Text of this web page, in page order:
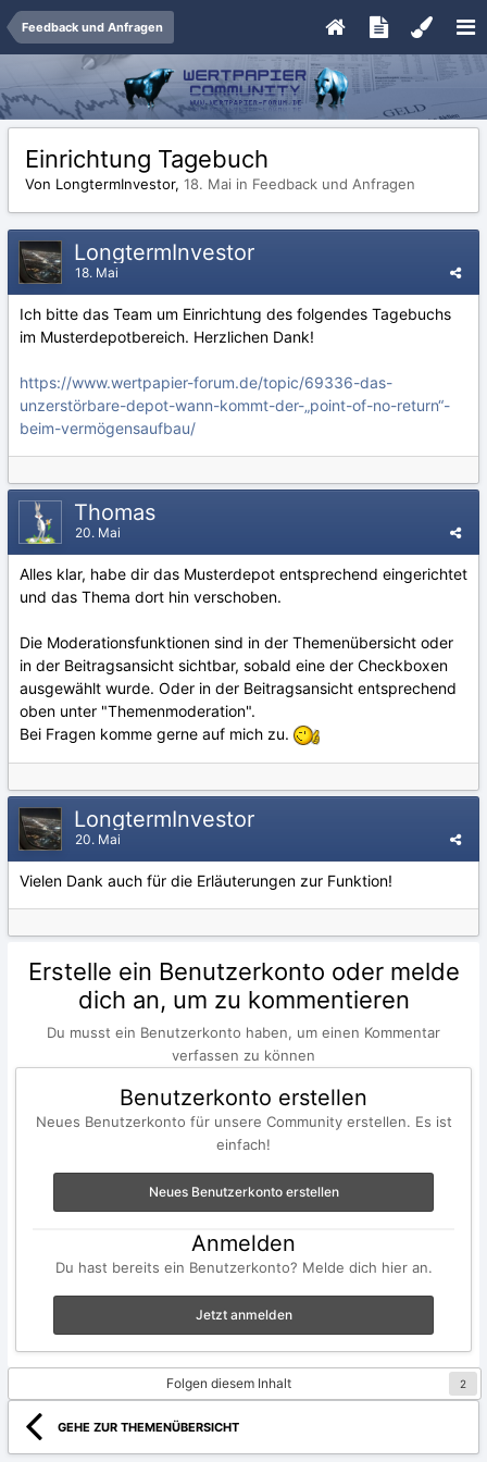
Feedback und Anfragen
Einrichtung Tagebuch
Von LongtermInvestor, 18. Mai in Feedback und Anfragen
LongtermInvestor
18. Mai
Ich bitte das Team um Einrichtung des folgendes Tagebuchs
im Musterdepotbereich. Herzlichen Dank!
https://www.wertpapier-forum.de/topic/69336-das-
unzerstörbare-depot-wann-kommt-der-„point-of-no-return“-
beim-vermögensaufbau/
Thomas
20. Mai
Alles klar, habe dir das Musterdepot entsprechend eingerichtet
und das Thema dort hin verschoben.
Die Moderationsfunktionen sind in der Themenübersicht oder
in der Beitragsansicht sichtbar, sobald eine der Checkboxen
ausgewählt wurde. Oder in der Beitragsansicht entsprechend
oben unter "Themenmoderation".
Bei Fragen komme gerne auf mich zu.
LongtermInvestor
20. Mai
Vielen Dank auch für die Erläuterungen zur Funktion!
Erstelle ein Benutzerkonto oder melde
dich an, um zu kommentieren
Du musst ein Benutzerkonto haben, um einen Kommentar
verfassen zu können
Benutzerkonto erstellen
Neues Benutzerkonto für unsere Community erstellen. Es ist
einfach!
Neues Benutzerkonto erstellen
Anmelden
Du hast bereits ein Benutzerkonto? Melde dich hier an.
Jetzt anmelden
Folgen diesem Inhalt 2
GEHE ZUR THEMENÜBERSICHT